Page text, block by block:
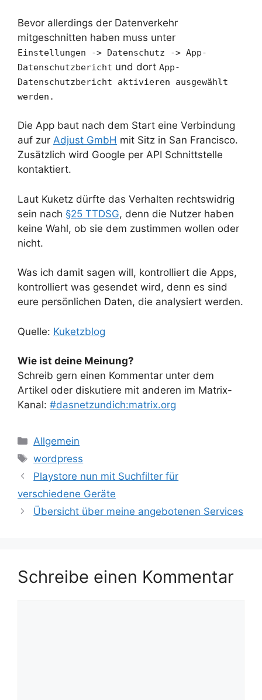
Bevor allerdings der Datenverkehr
mitgeschnitten haben muss unter
Einstellungen -> Datenschutz -> App-
Datenschutzbericht und dort App-
Datenschutzbericht aktivieren ausgewählt
werden.
Die App baut nach dem Start eine Verbindung
auf zur Adjust GmbH mit Sitz in San Francisco.
Zusätzlich wird Google per API Schnittstelle
kontaktiert.
Laut Kuketz dürfte das Verhalten rechtswidrig
sein nach §25 TTDSG, denn die Nutzer haben
keine Wahl, ob sie dem zustimmen wollen oder
nicht.
Was ich damit sagen will, kontrolliert die Apps,
kontrolliert was gesendet wird, denn es sind
eure persönlichen Daten, die analysiert werden.
Quelle: Kuketzblog
Wie ist deine Meinung?
Schreib gern einen Kommentar unter dem
Artikel oder diskutiere mit anderen im Matrix-
Kanal: #dasnetzundich:matrix.org
Kategorien
Allgemein
Schlagwörter
wordpress
Playstore nun mit Suchfilter für
verschiedene Geräte
Übersicht über meine angebotenen Services
Schreibe einen Kommentar